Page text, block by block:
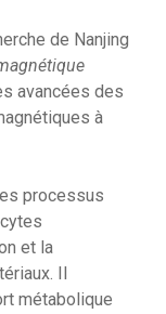
de Nanjing
avancées des
à
processus
et la
Il
métabolique